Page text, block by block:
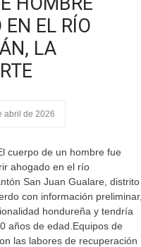
EL RÍO
LA
abril de 2026
cuerpo de un hombre fue
ahogado en el río
San Juan Gualare, distrito
con información preliminar,
hondureña y tendría
años de edad.Equipos de
las labores de recuperación